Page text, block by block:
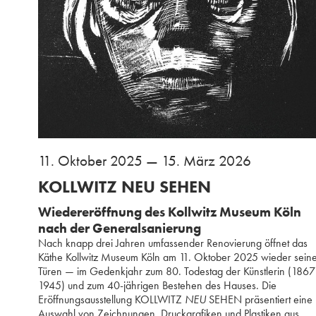
11. Oktober 2025 — 15. März 2026
KOLLWITZ NEU SEHEN
Wiedereröffnung des Kollwitz Museum Köln
nach der Generalsanierung
Nach knapp drei Jahren umfassender Renovierung öffnet das
Käthe Kollwitz Museum Köln am 11. Oktober 2025 wieder
Türen — im Gedenkjahr zum 80. Todestag der Künstlerin
1945) und zum 40-jährigen Bestehen des Hauses. Die
Eröffnungsausstellung KOLLWITZ NEUSEHEN präsentiert eine